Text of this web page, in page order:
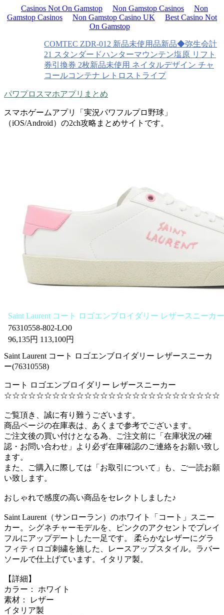
Casinos Not On Gamstop Non Gamstop Casinos
Non
Gamstop Casinos
Non Gamstop Casino UK
Best Casino Not
On Gamstop
COMTEC ZDR-012 新品未使用品新品◆弥生会計
21 スタンダードハンターマウンテン塩原 リフト
券引換券 2枚新品未使用 ネイタルデザイン チャ
コールコンテナ レトロストライプ
パワプロスマホアプリまとめ
スマホゲームアプリ「実況パワフルプロ野球」
（iOS/Android）の2ch攻略まとめサイトです。
Saint Laurent コート ロゴエンブロイダリー レザースニーカ
76310558-802-LO0
96,135円 113,100円
Saint Laurent コート ロゴエンブロイダリー レザースニーカ
ー(76310558)
コート ロゴエンブロイダリー レザースニーカー
☆☆☆☆☆☆☆☆☆☆☆☆☆☆☆☆☆☆☆☆☆☆☆☆☆☆☆
ご覧頂き、誠に有り難うございます。
商品ページの在庫表は、あくまで参考でございます。
ご注文後の買い付けとなる為、ご注文前に「在庫状況の確
認・お問い合わせ」より必ず在庫確認のご連絡をお願い致し
ます。
また、ご購入に際しては「お取引について」も、ご一読お願
い致します。
おしゃれで感度の高い商品をセレクトしました♪
Saint Laurent（サンローラン）のホワイト「コート」スニー
カー。シグネチャーモデルを、ピンクのアクセントでプレイ
フルにアップデートした一足です。 柔らかなレザーにグラ
フィティロゴ刺繍を施した、レースアップスタイル。ラバー
ソールで仕上げています。イタリア製。
【詳細】
カラー： ホワイト
素材： レザー
イタリア製